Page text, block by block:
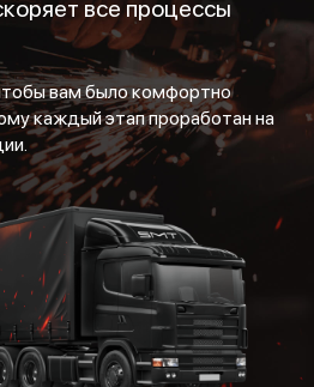
все процессы
вам было комфортно
каждый этап проработан на